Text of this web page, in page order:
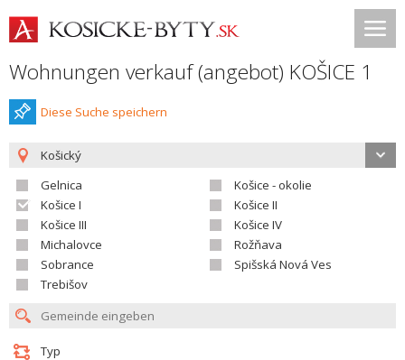
Wohnungen verkauf (angebot) KOŠICE 1
Diese Suche speichern
Košický
Gelnica
Košice - okolie
Košice I
Košice II
Košice III
Košice IV
Michalovce
Rožňava
Sobrance
Spišská Nová Ves
Trebišov
Typ